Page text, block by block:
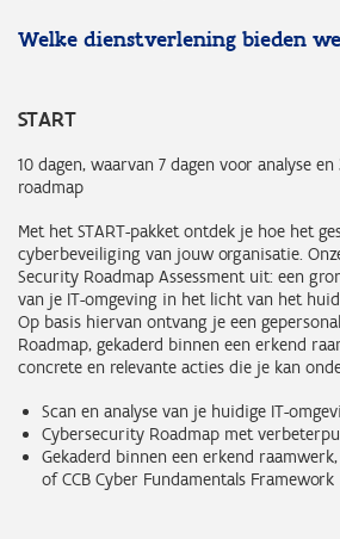
Welke dienstverlening bieden
START
10 dagen, waarvan 7 dagen voor analyse
roadmap
Met het START-pakket ontdek je hoe het
cyberbeveiliging van jouw organisatie.
Security Roadmap Assessment uit: een
van je IT-omgeving in het licht van het
Op basis hiervan ontvang je een
Roadmap, gekaderd binnen een erkend
concrete en relevante acties die je kan
Scan en analyse van je huidige IT-
Cybersecurity Roadmap met
Gekaderd binnen een erkend raamwerk,
of CCB Cyber Fundamentals Framework